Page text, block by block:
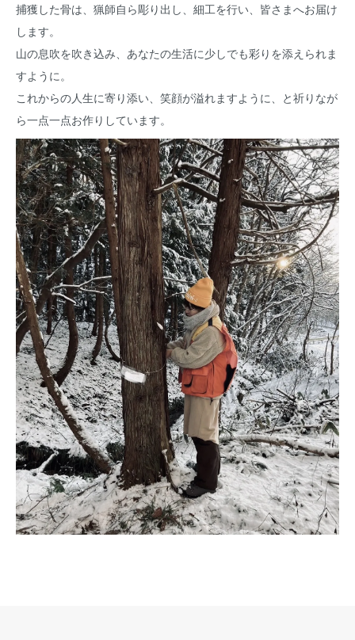
捕獲した骨は、猟師自ら彫り出し、細工を行い、皆さまへお届け
します。
山の息吹を吹き込み、あなたの生活に少しでも彩りを添えられま
すように。
これからの人生に寄り添い、笑顔が溢れますように、と祈りなが
ら一点一点お作りしています。